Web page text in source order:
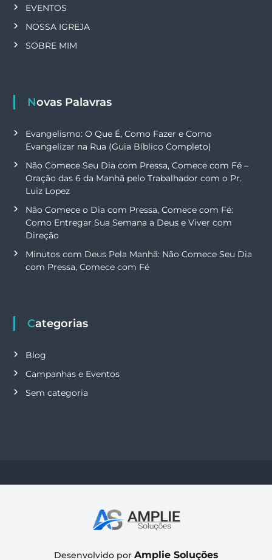
EVENTOS
NOSSA IGREJA
SOBRE MIM
Novas Palavras
Evangelismo: O Que É, Como Fazer e Como
Evangelizar na Rua (Guia Bíblico Completo)
Não Comece Seu Dia com Pressa, Comece com Fé –
Oração das 6 da Manhã pelo Trabalhador com o Pr.
Luiz Lopez
Não Comece o Dia com Pressa, Comece com Fé:
Como Entregar Sua Semana a Deus e Viver com
Direção
Minutos com Deus Pela Manhã: Não Comece Seu Dia
com Pressa, Comece com Fé
Categorias
Blog
Campanhas e Eventos
Sem categoria
Desenvolvido por Amplie Soluções